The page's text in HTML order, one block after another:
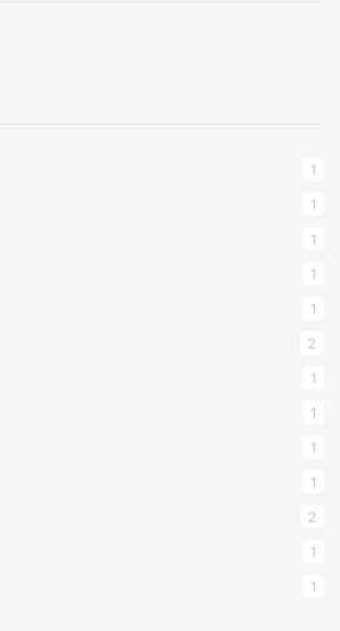
1
1
1
1
1
2
1
1
1
1
2
1
1